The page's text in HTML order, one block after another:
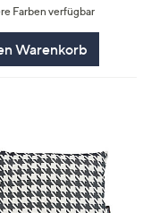
Farben verfügbar
Warenkorb